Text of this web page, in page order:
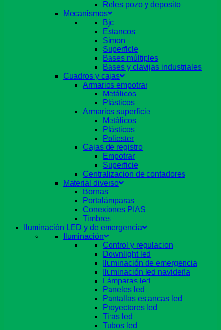
Reles pozo y deposito
Mecanismos
Bjc
Estancos
Simon
Superficie
Bases múltiples
Bases y clavijas industriales
Cuadros y cajas
Armarios empotrar
Metálicos
Plásticos
Armarios superficie
Metálicos
Plásticos
Poliester
Cajas de registro
Empotrar
Superficie
Centralizacion de contadores
Material diverso
Bornas
Portalámparas
Conexiones PIAS
Timbres
Iluminación LED y de emergencia
Iluminación
Control y regulacion
Downlight led
Iluminación de emergencia
Iluminación led navideña
Lámparas led
Paneles led
Pantallas estancas led
Proyectores led
Tiras led
Tubos led